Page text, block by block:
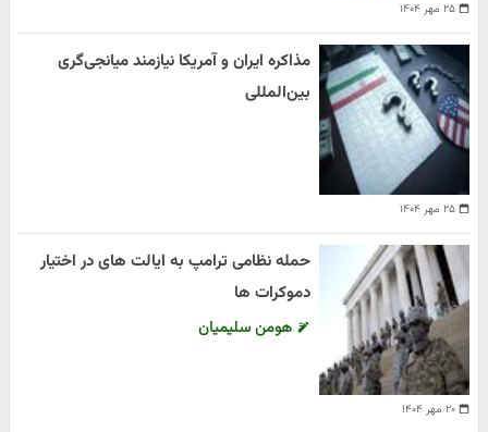
۲۵ مهر ۱۴۰۴
۲۵ مهر ۱۴۰۴
مذاکره ایران و آمریکا نیازمند میانجی‌گری
بین‌المللی
۲۰ مهر ۱۴۰۴
حمله نظامی ترامپ به ایالت های در اختیار
دموکرات ها
هومن سلیمیان